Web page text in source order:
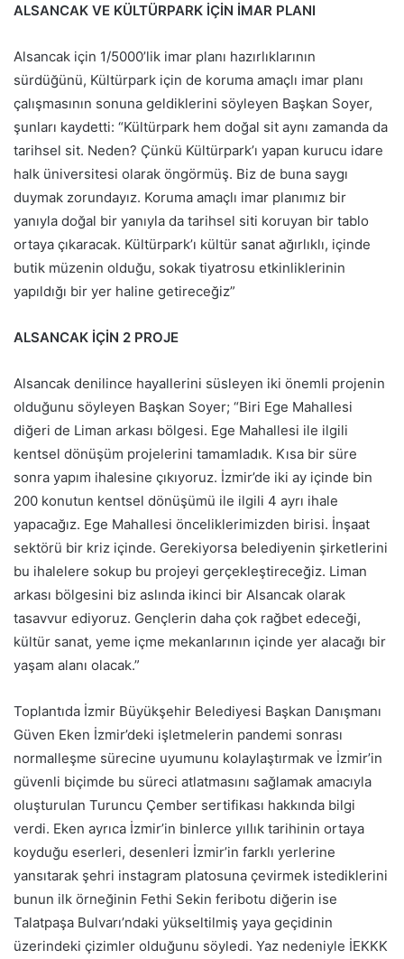
ALSANCAK VE KÜLTÜRPARK İÇİN İMAR PLANI
Alsancak için 1/5000’lik imar planı hazırlıklarının
sürdüğünü, Kültürpark için de koruma amaçlı imar planı
çalışmasının sonuna geldiklerini söyleyen Başkan Soyer,
şunları kaydetti: “Kültürpark hem doğal sit aynı zamanda da
tarihsel sit. Neden? Çünkü Kültürpark’ı yapan kurucu idare
halk üniversitesi olarak öngörmüş. Biz de buna saygı
duymak zorundayız. Koruma amaçlı imar planımız bir
yanıyla doğal bir yanıyla da tarihsel siti koruyan bir tablo
ortaya çıkaracak. Kültürpark’ı kültür sanat ağırlıklı, içinde
butik müzenin olduğu, sokak tiyatrosu etkinliklerinin
yapıldığı bir yer haline getireceğiz”
ALSANCAK İÇİN 2 PROJE
Alsancak denilince hayallerini süsleyen iki önemli projenin
olduğunu söyleyen Başkan Soyer; “Biri Ege Mahallesi
diğeri de Liman arkası bölgesi. Ege Mahallesi ile ilgili
kentsel dönüşüm projelerini tamamladık. Kısa bir süre
sonra yapım ihalesine çıkıyoruz. İzmir’de iki ay içinde bin
200 konutun kentsel dönüşümü ile ilgili 4 ayrı ihale
yapacağız. Ege Mahallesi önceliklerimizden birisi. İnşaat
sektörü bir kriz içinde. Gerekiyorsa belediyenin şirketlerini
bu ihalelere sokup bu projeyi gerçekleştireceğiz. Liman
arkası bölgesini biz aslında ikinci bir Alsancak olarak
tasavvur ediyoruz. Gençlerin daha çok rağbet edeceği,
kültür sanat, yeme içme mekanlarının içinde yer alacağı bir
yaşam alanı olacak.”
Toplantıda İzmir Büyükşehir Belediyesi Başkan Danışmanı
Güven Eken İzmir’deki işletmelerin pandemi sonrası
normalleşme sürecine uyumunu kolaylaştırmak ve İzmir’in
güvenli biçimde bu süreci atlatmasını sağlamak amacıyla
oluşturulan Turuncu Çember sertifikası hakkında bilgi
verdi. Eken ayrıca İzmir’in binlerce yıllık tarihinin ortaya
koyduğu eserleri, desenleri İzmir’in farklı yerlerine
yansıtarak şehri instagram platosuna çevirmek istediklerini
bunun ilk örneğinin Fethi Sekin feribotu diğerin ise
Talatpaşa Bulvarı’ndaki yükseltilmiş yaya geçidinin
üzerindeki çizimler olduğunu söyledi. Yaz nedeniyle İEKKK